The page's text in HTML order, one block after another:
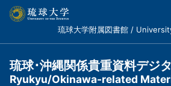
コ
琉球大学附属図書館 /
琉球･沖縄関係貴重資料デジ
Ryukyu/Okinawa-related